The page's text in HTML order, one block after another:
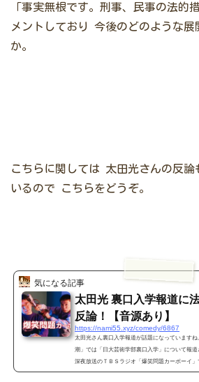
「事実無根です。刑事、民事の法的
メントしており
今後のどのような展
か。
こちらに関しては 太田光さんの反論
いるので こちらをどうぞ。
気になる記事
太田光 裏口入学報道に
反論！【音源あり】
https://nami55.xyz/comedy/6867
太田光さん裏口入学報道が話題になっています
潮」では「日大芸術学部裏口入学」について報
深夜放送のＴＢＳラジオ「爆笑問題カーボーイ
論していたので音源も交えてご紹介いたします